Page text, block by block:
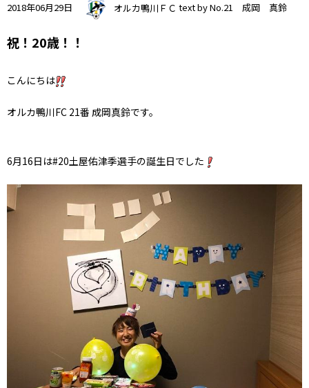
2018年06月29日 オルカ鴨川ＦＣ text by No.21 成岡 真鈴
祝！20歳！！
こんにちは
オルカ鴨川FC 21番 成岡真鈴です。
6月16日は#20土屋佑津季選手の誕生日でした